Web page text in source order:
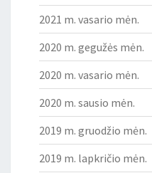
2021 m. vasario mėn.
2020 m. gegužės mėn.
2020 m. vasario mėn.
2020 m. sausio mėn.
2019 m. gruodžio mėn.
2019 m. lapkričio mėn.